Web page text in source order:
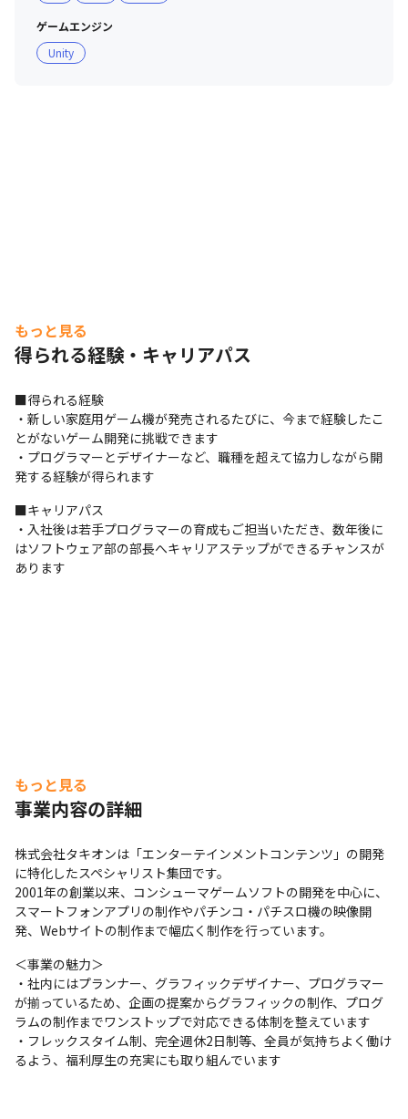
コミュニケーションや交流を大切にしています。
ゲームエンジン
Unity
もっと見る
得られる経験・キャリアパス
■得られる経験
・新しい家庭用ゲーム機が発売されるたびに、今まで経験したこ
とがないゲーム開発に挑戦できます
・プログラマーとデザイナーなど、職種を超えて協力しながら開
発する経験が得られます
■キャリアパス
・入社後は若手プログラマーの育成もご担当いただき、数年後に
はソフトウェア部の部長へキャリアステップができるチャンスが
あります
もっと見る
事業内容の詳細
株式会社タキオンは「エンターテインメントコンテンツ」の開発
に特化したスペシャリスト集団です。
2001年の創業以来、コンシューマゲームソフトの開発を中心に、
スマートフォンアプリの制作やパチンコ・パチスロ機の映像開
発、Webサイトの制作まで幅広く制作を行っています。
＜事業の魅力＞
・社内にはプランナー、グラフィックデザイナー、プログラマー
が揃っているため、企画の提案からグラフィックの制作、プログ
ラムの制作までワンストップで対応できる体制を整えています
・フレックスタイム制、完全週休2日制等、全員が気持ちよく働け
るよう、福利厚生の充実にも取り組んでいます